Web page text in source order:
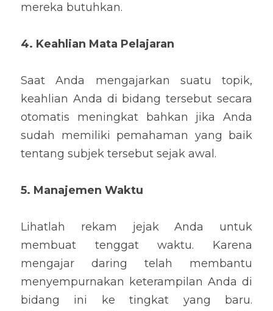
mereka butuhkan.
4. Keahlian Mata Pelajaran
Saat Anda mengajarkan suatu topik,
keahlian Anda di bidang tersebut secara
otomatis meningkat bahkan jika Anda
sudah memiliki pemahaman yang baik
tentang subjek tersebut sejak awal.
5. Manajemen Waktu
Lihatlah rekam jejak Anda untuk
membuat tenggat waktu. Karena
mengajar daring telah membantu
menyempurnakan keterampilan Anda di
bidang ini ke tingkat yang baru.